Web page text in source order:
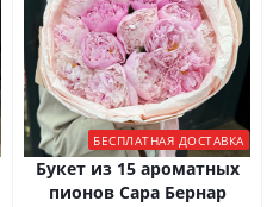
БЕСПЛАТНАЯ ДОСТАВКА
Букет из 15 ароматных
пионов Сара Бернар